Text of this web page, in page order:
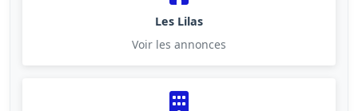
Les Lilas
Voir les annonces